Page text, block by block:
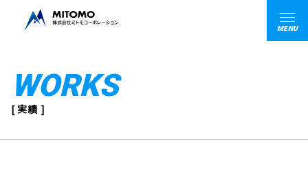
MENU
WORKS
[ 実績 ]